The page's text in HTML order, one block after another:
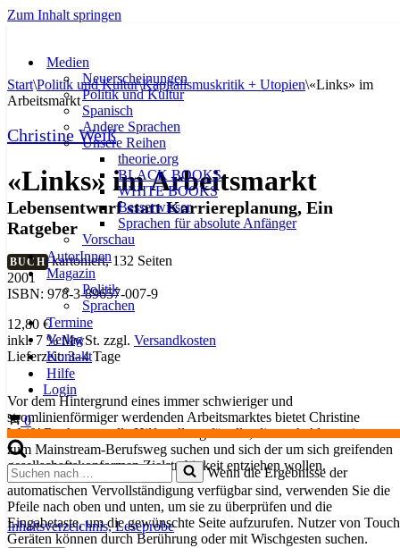
Zum Inhalt springen
Medien
Neuerscheinungen
Politik und Kultur
Spanisch
Andere Sprachen
Unsere Reihen
theorie.org
BLACK BOOKS
WHITE BOOKS
Besserwisser
Sprachen für absolute Anfänger
Vorschau
AutorInnen
Magazin
Politik
Sprachen
Termine
Verlag
Kontakt
Hilfe
Login
Warenkorb
0
Suchen
nach …
Wenn die Ergebnisse der
automatischen Vervollständigung verfügbar sind, verwenden Sie die
Pfeile nach oben und unten, um sie zu überprüfen und die
Eingabetaste, um die gewünschte Seite aufzurufen. Nutzer von
Geräten können durch Berührung oder mit Wischgesten suchen.
Start\Politik und Kultur\Kapitalismuskritik + Utopien\«Links» im
Arbeitsmarkt
Christine Weiß
«Links» im Arbeitsmarkt
Lebensentwurf statt Karriereplanung, Ein
Ratgeber
BUCH kartoniert, 132 Seiten
2001
ISBN: 978-3-89657-007-9
12,80 €
inkl. 7 % MwSt. zzgl. Versandkosten
Lieferzeit:3–4 Tage
Vor dem Hintergrund eines immer schwieriger und
stromlinienförmiger werdenden Arbeitsmarktes bietet Christine
Weiß’ Buch wertvolle Hilfestellung für alle, die nach Alternativen
zum Mainstream-Berufsweg suchen und sich der um sich greifenden
gesellschaftskonformen Zielstrebigkeit entziehen wollen.
Inhaltsverzeichnis,Leseprobe